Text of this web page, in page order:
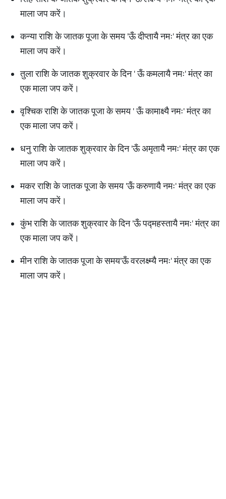
माला जप करें।
कन्या राशि के जातक पूजा के समय 'ऊँ दीप्तायै नमः' मंत्र का एक
माला जप करें।
तुला राशि के जातक शुक्रवार के दिन ' ऊँ कमलायै नमः' मंत्र का
एक माला जप करें।
वृश्चिक राशि के जातक पूजा के समय ' ऊँ कामाक्ष्यै नमः' मंत्र का
एक माला जप करें।
धनु राशि के जातक शुक्रवार के दिन 'ऊँ अमृतायै नमः' मंत्र का एक
माला जप करें।
मकर राशि के जातक पूजा के समय 'ऊँ करुणायै नमः' मंत्र का एक
माला जप करें।
कुंभ राशि के जातक शुक्रवार के दिन 'ऊँ पद्महस्तायै नमः' मंत्र का
एक माला जप करें।
मीन राशि के जातक पूजा के समय'ऊँ वरलक्ष्म्यै नमः' मंत्र का एक
माला जप करें।